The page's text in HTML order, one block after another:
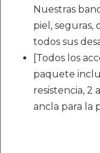
Nuestras
piel, seguras,
todos sus
[Todos los
paquete
resistencia, 2
ancla para la